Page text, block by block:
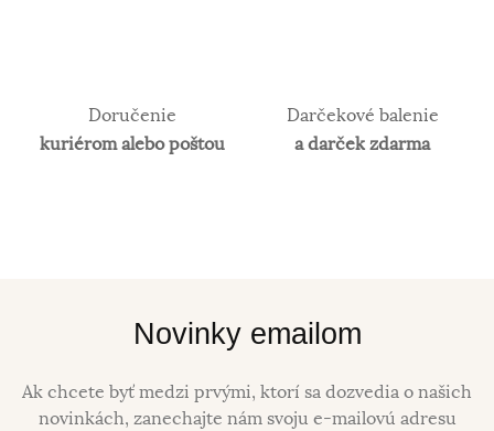
Doručenie
kuriérom alebo poštou
Darčekové balenie
a darček zdarma
Novinky emailom
Ak chcete byť medzi prvými, ktorí sa dozvedia o našich
novinkách, zanechajte nám svoju e-mailovú adresu